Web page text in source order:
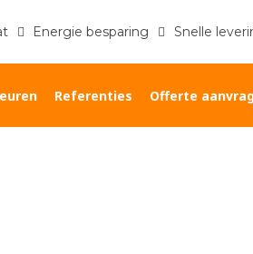
Energie besparing Snelle
Referenties Offerte